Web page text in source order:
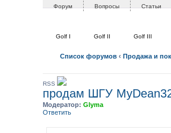
Форум Вопросы Статьи
Golf I Golf II Golf III
Список форумов ‹ Продажа и
RSS
продам ШГУ
Модератор: Glyma
Ответить